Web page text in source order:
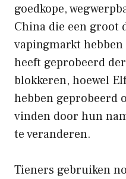
goedkope,
China die een groot
vapingmarkt
heeft geprobeerd
blokkeren, hoewel
hebben geprobeerd
vinden door hun
te veranderen.
Tieners gebruiken